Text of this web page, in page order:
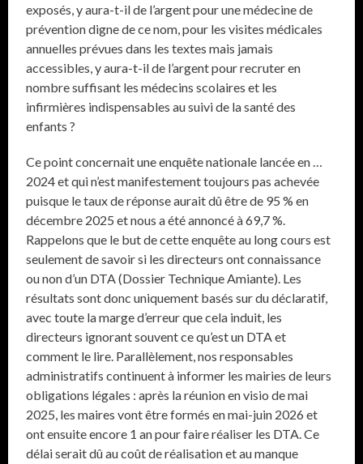
exposés, y aura-t-il de l’argent pour une médecine de
prévention digne de ce nom, pour les visites médicales
annuelles prévues dans les textes mais jamais
accessibles, y aura-t-il de l’argent pour recruter en
nombre suffisant les médecins scolaires et les
infirmières indispensables au suivi de la santé des
enfants ?
Ce point concernait une enquête nationale lancée en …
2024 et qui n’est manifestement toujours pas achevée
puisque le taux de réponse aurait dû être de 95 % en
décembre 2025 et nous a été annoncé à 69,7 %.
Rappelons que le but de cette enquête au long cours est
seulement de savoir si les directeurs ont connaissance
ou non d’un DTA (Dossier Technique Amiante). Les
résultats sont donc uniquement basés sur du déclaratif,
avec toute la marge d’erreur que cela induit, les
directeurs ignorant souvent ce qu’est un DTA et
comment le lire. Parallèlement, nos responsables
administratifs continuent à informer les mairies de leurs
obligations légales : après la réunion en visio de mai
2025, les maires vont être formés en mai-juin 2026 et
ont ensuite encore 1 an pour faire réaliser les DTA. Ce
délai serait dû au coût de réalisation et au manque